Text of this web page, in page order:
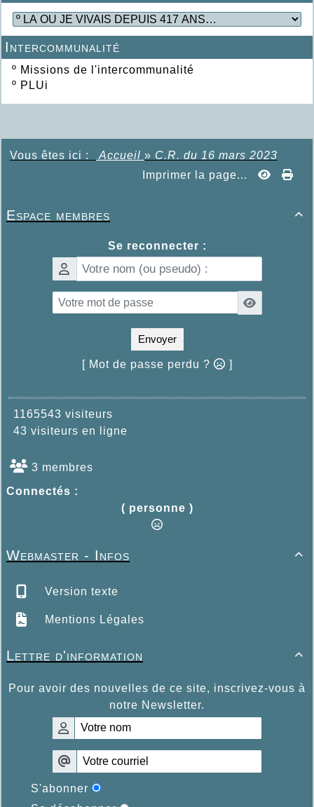
Intercommunalité
º Missions de l'intercommunalité
º PLUi
Vous êtes ici : Accueil » C.R. du 16 mars 2023
Imprimer la page...

Espace membres
Se reconnecter :
Envoyer
[ Mot de passe perdu ? ]
1165543 visiteurs
43 visiteurs en ligne
3 membres
Connectés :
( personne )

Webmaster - Infos
Version texte
Mentions Légales

Lettre d'information
Pour avoir des nouvelles de ce site, inscrivez-vous à
notre Newsletter.
S'abonner